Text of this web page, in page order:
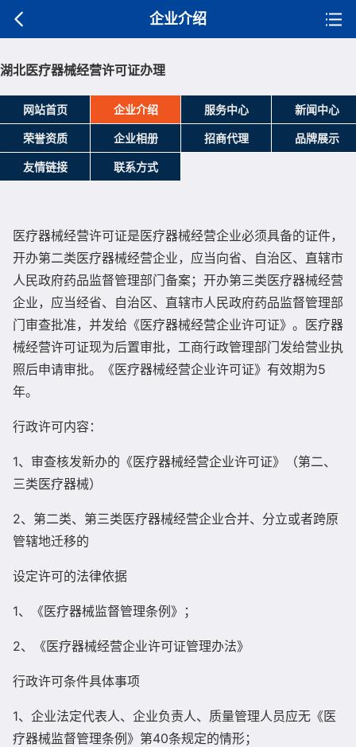
企业介绍
湖北医疗器械经营许可证办理
网站首页 企业介绍 服务中心 新闻中心
荣誉资质 企业相册 招商代理 品牌展示
友情链接 联系方式
医疗器械经营许可证是医疗器械经营企业必须具备的证件，
开办第二类医疗器械经营企业，应当向省、自治区、直辖市
人民政府药品监督管理部门备案；开办第三类医疗器械经营
企业，应当经省、自治区、直辖市人民政府药品监督管理部
门审查批准，并发给《医疗器械经营企业许可证》。医疗器
械经营许可证现为后置审批，工商行政管理部门发给营业执
照后申请审批。《医疗器械经营企业许可证》有效期为5
年。
行政许可内容：
1、审查核发新办的《医疗器械经营企业许可证》（第二、
三类医疗器械）
2、第二类、第三类医疗器械经营企业合并、分立或者跨原
管辖地迁移的
设定许可的法律依据
1、《医疗器械监督管理条例》；
2、《医疗器械经营企业许可证管理办法》
行政许可条件具体事项
1、企业法定代表人、企业负责人、质量管理人员应无《医
疗器械监督管理条例》第40条规定的情形；